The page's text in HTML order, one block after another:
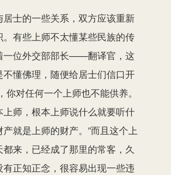
居士的一些关系，双方应该重新
有些上师不太懂某些民族的传
一位外交部部长——翻译官，这
懂佛理，随便给居士们信口开
你对任何一个上师也不能供养。
师，根本上师说什么就要听什
就是上师的财产。”而且这个上
来，已经成了那里的常客，久
正知正念，很容易出现一些违